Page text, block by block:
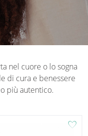
nel cuore o lo sogna
di cura e benessere
più autentico.
favorite